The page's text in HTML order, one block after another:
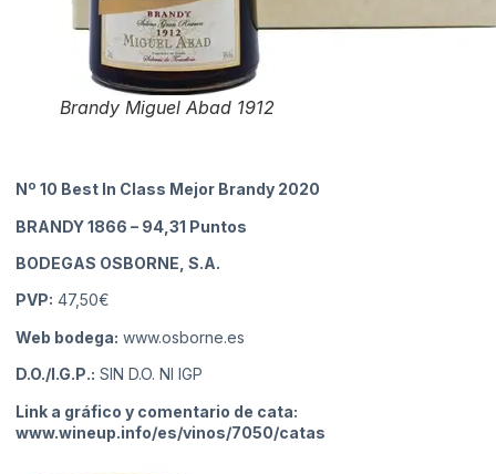
Brandy Miguel Abad 1912
Nº 10 Best In Class Mejor Brandy 2020
BRANDY 1866 – 94,31 Puntos
BODEGAS OSBORNE, S.A.
PVP: 47,50€
Web bodega: www.osborne.es
D.O./I.G.P.: SIN D.O. NI IGP
Link a gráfico y comentario de cata:
www.wineup.info/es/vinos/7050/catas